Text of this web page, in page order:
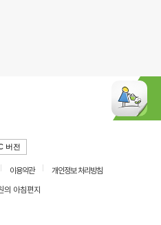
버전
이용약관
개인정보 처리방침
아침편지